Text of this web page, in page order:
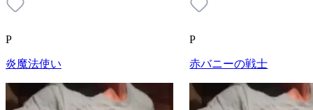
P
炎魔法使い
P
赤バニーの戦士